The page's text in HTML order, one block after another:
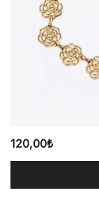
120,00₺